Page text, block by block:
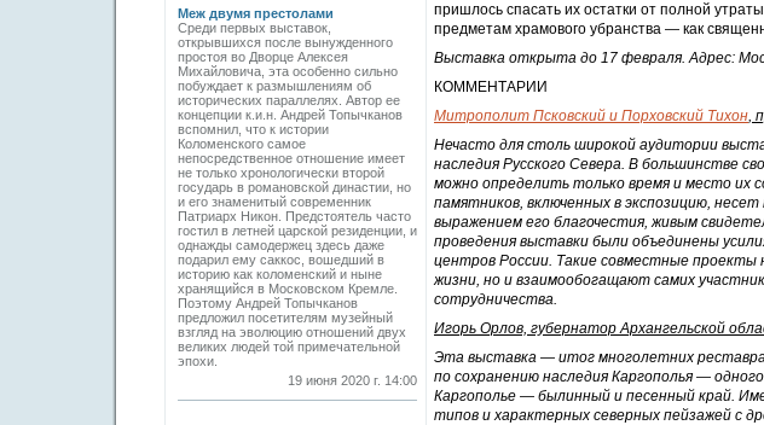
Меж двумя престолами
Среди первых выставок,
открывшихся после вынужденного
простоя во Дворце Алексея
Михайловича, эта особенно сильно
побуждает к размышлениям об
исторических параллелях. Автор ее
концепции к.и.н. Андрей Топычканов
вспомнил, что к истории
Коломенского самое
непосредственное отношение имеет
не только хронологически второй
государь в романовской династии, но
и его знаменитый современник
Патриарх Никон. Предстоятель часто
гостил в летней царской резиденции, и
однажды самодержец здесь даже
подарил ему саккос, вошедший в
историю как коломенский и ныне
хранящийся в Московском Кремле.
Поэтому Андрей Топычканов
предложил посетителям музейный
взгляд на эволюцию отношений двух
великих людей той примечательной
эпохи.
19 июня 2020 г. 14:00
пришлось спасать их остатки от полной
предметам храмового убранства — как
Выставка открыта до 17 февраля. Адрес:
КОММЕНТАРИИ
Митрополит Псковский и Порховский Тихон,
Нечасто для столь широкой аудитории
наследия Русского Севера. В большинстве
можно определить только время и место их
памятников, включенных в экспозицию,
выражением его благочестия, живым
проведения выставки были объединены
центров России. Такие совместные
жизни, но и взаимообогащают самих
сотрудничества.
Игорь Орлов, губернатор Архангельской
Эта выставка — итог многолетних
по сохранению наследия Каргополья —
Каргополье — былинный и песенный край.
типов и характерных северных пейзажей с